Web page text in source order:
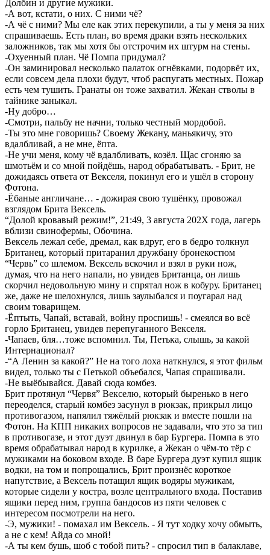
Долбин и другие мужики.
-А вот, кстати, о них. С ними чё?
-А чё с ними? Мы еле как этих перекупили, а ты у меня за них
спрашиваешь. Есть план, во время драки взять нескольких
заложников, так мы хотя бы отстрочим их штурм на стены.
-Охуенный план. Чё Помпа придумал?
-Он заминировал несколько палаток огнёвками, подорвёт их,
если совсем дела плохи будут, чтоб распугать местных. Пожар
есть чем тушить. Гранаты он тоже захватил. Жекан стволы в
тайнике заныкал.
-Ну добро…
-Смотри, пальбу не начни, только честный мордобой.
-Ты это мне говоришь? Своему Жекану, маньякичу, это
вдалбливай, а не мне, ёпта.
-Не учи меня, кому чё вдалбливать, козёл. Щас сгоняю за
шмотьём и со мной пойдёшь, народ обрабатывать. - Брит, не
дожидаясь ответа от Векселя, покинул его и ушёл в сторону
Фотона.
-Ёбаные англичане… - дожирая свою тушёнку, провожал
взглядом Брита Вексель.
“Долой кровавый режим!”, 21:49, 3 августа 202Х года, лагерь
вблизи свинофермы, Обочина.
Вексель лежал себе, дремал, как вдруг, его в бедро толкнул
Британец, который притаранил дружбану бронекостюм
“Червь” со шлемом. Вексель вскочил и взял в руки нож,
думая, что на него напали, но увидев Британца, он лишь
скорчил недовольную мину и спрятал нож в кобуру. Британец
же, даже не шелохнулся, лишь заулыбался и поугарал над
своим товарищем.
-Ёптыть, Чапай, вставай, войну проспишь! - смеялся во всё
горло Британец, увидев перепуганного Векселя.
-Чапаев, бля…тоже вспомнил. Ты, Петька, слышь, за какой
Интернационал?
-“А Ленин за какой?” Не на того лоха наткнулся, я этот фильм
видел, только ты с Петькой объебался, Чапая спрашивали.
-Не выёбывайся. Давай сюда комбез.
Брит протянул “Червя” Векселю, который быренько в него
переоделся, старый комбез засунул в рюкзак, прикрыл лицо
противогазом, напялил тяжёлый рюкзак и вместе пошли на
Фотон. На КПП никаких вопросов не задавали, что это за тип
в противогазе, и этот дуэт двинул в бар Бургера. Помпа в это
время обрабатывал народ в курилке, а Жекан о чём-то тёр с
мужиками на боковом входе. В баре Бургера дуэт купил ящик
водки, на том и попрощались, Брит произнёс короткое
напутствие, а Вексель потащил ящик водяры мужикам,
которые сидели у костра, возле центрального входа. Поставив
ящики перед ним, группа бандосов из пяти человек с
интересом посмотрели на него.
-Э, мужики! - помахал им Вексель. - Я тут ходку хочу обмыть,
а не с кем! Айда со мной!
-А ты кем бушь, шоб с тобой пить? - спросил тип в балаклаве,